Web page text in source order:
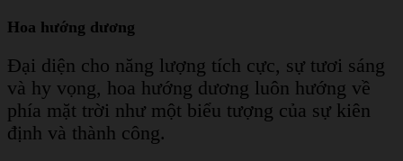
Hoa hướng dương
Đại diện cho năng lượng tích cực, sự tươi sáng
và hy vọng, hoa hướng dương luôn hướng về
phía mặt trời như một biểu tượng của sự kiên
định và thành công.